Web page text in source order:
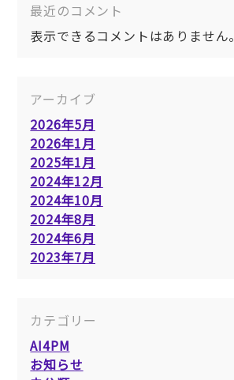
最近のコメント
表示できるコメントはありません。
アーカイブ
2026年5月
2026年1月
2025年1月
2024年12月
2024年10月
2024年8月
2024年6月
2023年7月
カテゴリー
AI4PM
お知らせ